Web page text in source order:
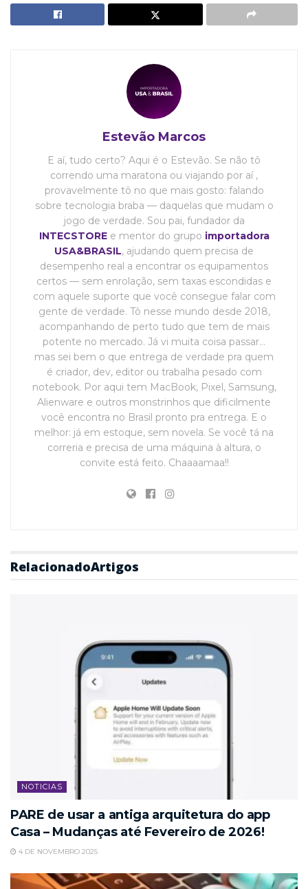
Estevão Marcos
E aí, tudo certo? Aqui é o Estevão. Se não tô
correndo uma maratona ou viajando por aí ,
provavelmente tô no que mais gosto: falando
sobre tecnologia braba — daquelas que mudam o
jogo de verdade. Sou pai, fundador da
INTECSTOREe mentor do grupo importadora
USA&BRASIL, ajudando quem precisa de
desempenho real a encontrar os equipamentos
certos — sem enrolação, sem taxas escondidas e
com aquele suporte que você consegue falar com
gente de verdade. Tô nesse mundo desde 2018,
acompanhando de perto tudo que tem de mais
potente no mercado. Já vi muita coisa passar…
mas sei bem o que entrega de verdade pra quem
é criador, dev, editor ou trabalha pesado com
notebook. Por aqui tem MacBook, Pixel, Samsung,
Alienware e outros monstrinhos que dificilmente
você encontra no Brasil pronto pra entrega. E o
melhor: já em estoque, sem novela. Se você tá na
correria e precisa de uma máquina à altura, o
convite está feito. Chaaaamaa!!
RelacionadoArtigos
NOTICIAS
PARE de usar a antiga arquitetura do app
Casa – Mudanças até Fevereiro de 2026!
4 DE NOVEMBRO 2025